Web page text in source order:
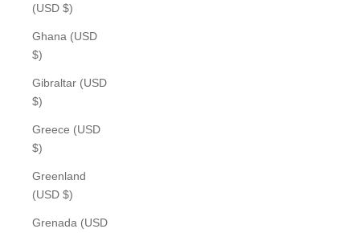
(USD $)
Ghana (USD
$)
Gibraltar (USD
$)
Greece (USD
$)
Greenland
(USD $)
Grenada (USD